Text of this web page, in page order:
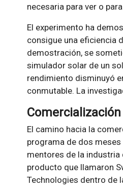
necesaria para ver o
El experimento ha
consigue una eficiencia
demostración, se
simulador solar de un
rendimiento disminuyó
conmutable. La
Comercialización
El camino hacia la
programa de dos
mentores de la
producto que llamaron
Technologies dentro de